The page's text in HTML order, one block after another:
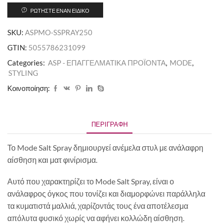
ΡΩΤΉΣΤΕ ΈΝΑΝ ΕΙΔΙΚΌ
SKU: ASPMO-SSPRAY250
GTIN: 5055786231099
Categories: ASP - ΕΠΑΓΓΕΛΜΑΤΙΚΑ ΠΡΟΪΟΝΤΑ, MODE,
STYLING
Κοινοποίηση:
ΠΕΡΙΓΡΑΦΉ
Το Mode Salt Spray δημιουργεί ανέμελα στυλ με ανάλαφρη
αίσθηση και ματ φινίρισμα.
Αυτό που χαρακτηρίζει το Mode Salt Spray, είναι ο
ανάλαφρος όγκος που τονίζει και διαμορφώνει παράλληλα
τα κυματιστά μαλλιά, χαρίζοντάς τους ένα αποτέλεσμα
απόλυτα φυσικό χωρίς να αφήνει κολλώδη αίσθηση.